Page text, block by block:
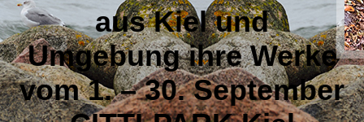
aus Kiel und
Umgebung ihre Werke
vom 1. – 30. September